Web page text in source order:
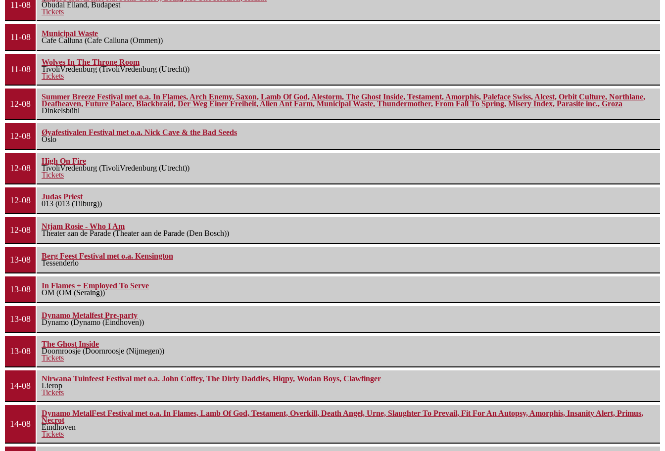
11-08
Óbudai Eiland, Budapest
Tickets
11-08
Municipal Waste
Cafe Calluna (Cafe Calluna (Ommen))
11-08
Wolves In The Throne Room
TivoliVredenburg (TivoliVredenburg (Utrecht))
Tickets
12-08
Summer Breeze Festival met o.a. In Flames, Arch Enemy, Saxon, Lamb Of God, Alestorm, The Ghost Inside, Testament, Amorphis, Paleface Swiss, Alcest, Orbit Culture, Northlane,
Deafheaven, Future Palace, Blackbraid, Der Weg Einer Freiheit, Alien Ant Farm, Municipal Waste, Thundermother, From Fall To Spring, Misery Index, Parasite inc., Groza
Dinkelsbühl
12-08
Øyafestivalen Festival met o.a. Nick Cave & the Bad Seeds
Oslo
12-08
High On Fire
TivoliVredenburg (TivoliVredenburg (Utrecht))
Tickets
12-08
Judas Priest
013 (013 (Tilburg))
12-08
Ntjam Rosie - Who I Am
Theater aan de Parade (Theater aan de Parade (Den Bosch))
13-08
Berg Feest Festival met o.a. Kensington
Tessenderlo
13-08
In Flames + Employed To Serve
OM (OM (Seraing))
13-08
Dynamo Metalfest Pre-party
Dynamo (Dynamo (Eindhoven))
13-08
The Ghost Inside
Doornroosje (Doornroosje (Nijmegen))
Tickets
14-08
Nirwana Tuinfeest Festival met o.a. John Coffey, The Dirty Daddies, Hiqpy, Wodan Boys, Clawfinger
Lierop
Tickets
14-08
Dynamo MetalFest Festival met o.a. In Flames, Lamb Of God, Testament, Overkill, Death Angel, Urne, Slaughter To Prevail, Fit For An Autopsy, Amorphis, Insanity Alert, Primus,
Necrot
Eindhoven
Tickets